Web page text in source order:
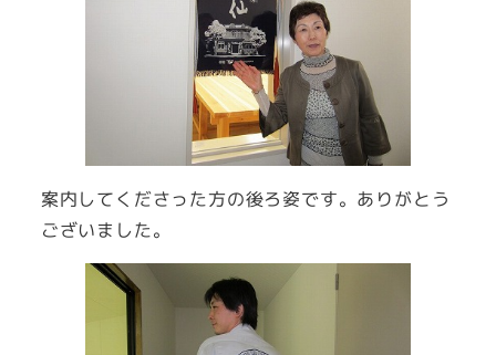
案内してくださった方の後ろ姿です。ありがとう
ございました。